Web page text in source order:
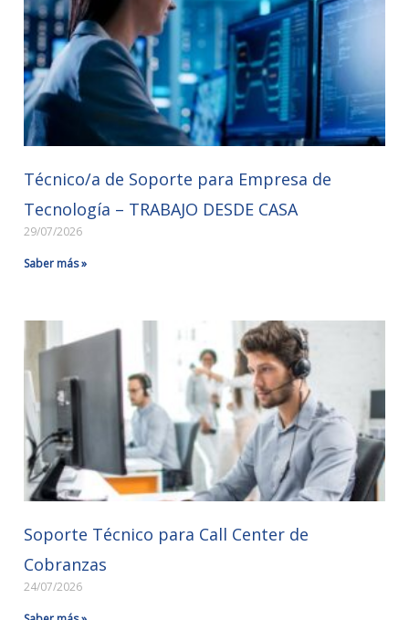
Técnico/a de Soporte para Empresa de
Tecnología – TRABAJO DESDE CASA
29/07/2026
Saber más »
Soporte Técnico para Call Center de
Cobranzas
24/07/2026